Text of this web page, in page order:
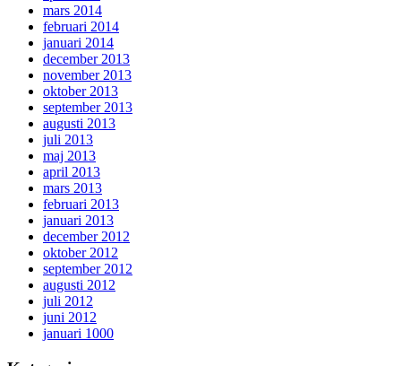
mars 2014
februari 2014
januari 2014
december 2013
november 2013
oktober 2013
september 2013
augusti 2013
juli 2013
maj 2013
april 2013
mars 2013
februari 2013
januari 2013
december 2012
oktober 2012
september 2012
augusti 2012
juli 2012
juni 2012
januari 1000